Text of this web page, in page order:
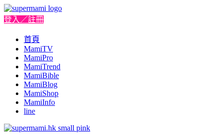
登入／註冊
首頁
MamiTV
MamiPro
MamiTrend
MamiBible
MamiBlog
MamiShop
MamiInfo
line